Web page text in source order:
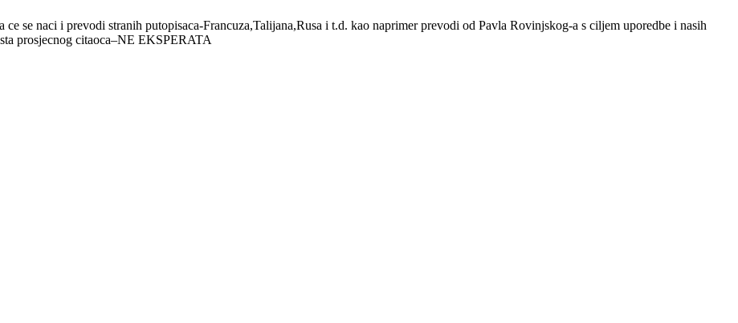
ce se naci i prevodi stranih putopisaca-Francuza,Talijana,Rusa i t.d. kao naprimer prevodi od Pavla Rovinjskog-a s ciljem uporedbe i nasih
prosjecnog citaoca–NE EKSPERATA